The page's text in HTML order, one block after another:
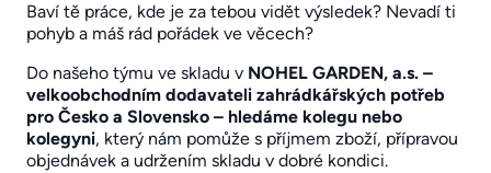
Baví tě práce, kde je za tebou vidět výsledek? Nevadí ti
pohyb a máš rád pořádek ve věcech?
Do našeho týmu ve skladu v NOHEL GARDEN, a.s. –
velkoobchodním dodavateli zahrádkářských potřeb
pro Česko a Slovensko – hledáme kolegu nebo
kolegyni, který nám pomůže s příjmem zboží, přípravou
objednávek a udržením skladu v dobré kondici.